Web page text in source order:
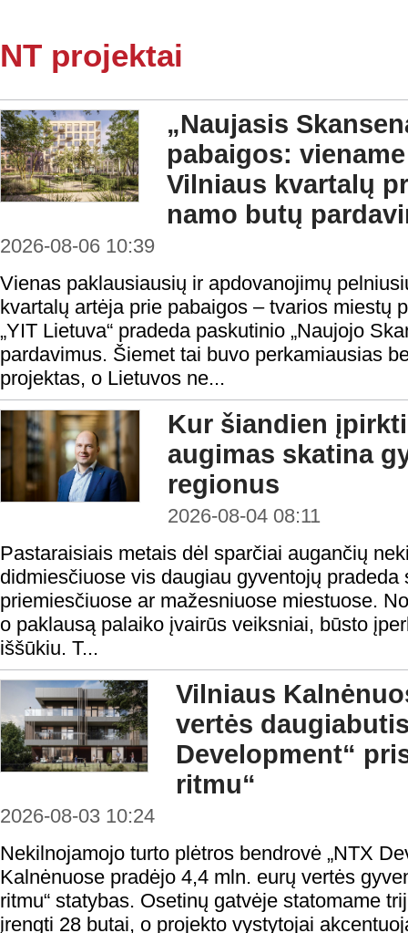
NT projektai
„Naujasis
pabaigos:
Vilniaus kvartalų
namo butų
2026-08-06 10:39
Vienas paklausiausių ir apdovanojimų
kvartalų artėja prie pabaigos – tvarios miestų
„YIT Lietuva“ pradeda paskutinio „Naujojo
pardavimus. Šiemet tai buvo perkamiausias
projektas, o Lietuvos ne...
Kur šiandien
augimas skatina
regionus
2026-08-04 08:11
Pastaraisiais metais dėl sparčiai augančių
didmiesčiuose vis daugiau gyventojų pradeda
priemiesčiuose ar mažesniuose miestuose.
o paklausą palaiko įvairūs veiksniai, būsto
iššūkiu. T...
Vilniaus
vertės
Development“
ritmu“
2026-08-03 10:24
Nekilnojamojo turto plėtros bendrovė „NTX
Kalnėnuose pradėjo 4,4 mln. eurų vertės
ritmu“ statybas. Osetinų gatvėje statomame
įrengti 28 butai, o projekto vystytojai